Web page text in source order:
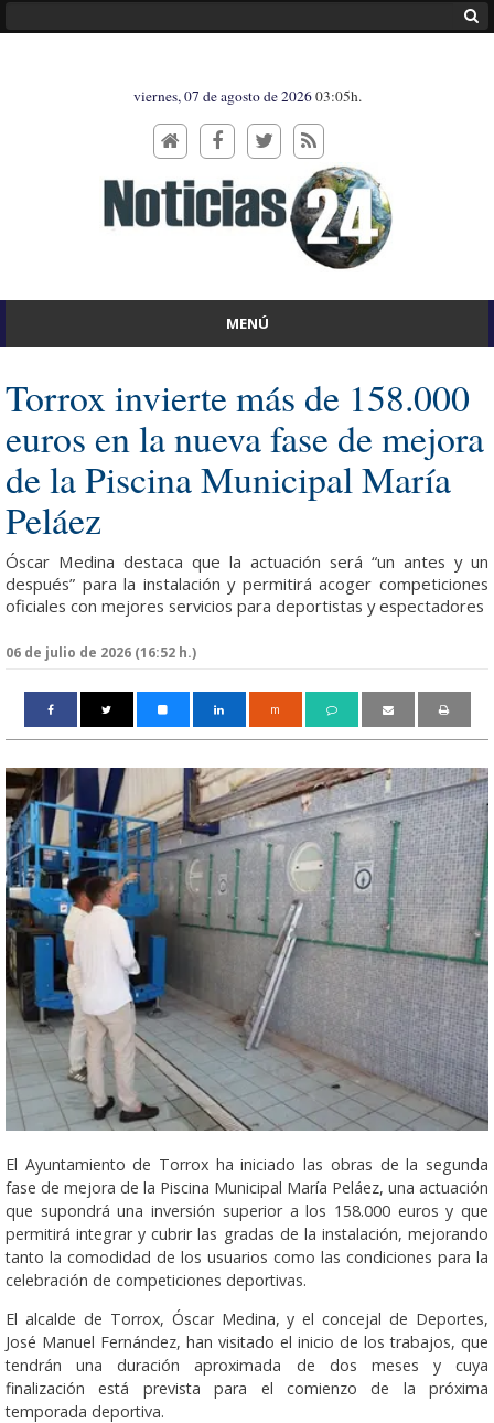
viernes, 07 de agosto de 202603:05h.
MENÚ
Torrox invierte más de 158.000
euros en la nueva fase de mejora
de la Piscina Municipal María
Peláez
Óscar Medina destaca que la actuación será “un antes y un
después” para la instalación y permitirá acoger competiciones
oficiales con mejores servicios para deportistas y espectadores
06 de julio de 2026 (16:52 h.)
m
El Ayuntamiento de Torrox ha iniciado las obras de la segunda
fase de mejora de la Piscina Municipal María Peláez, una actuación
que supondrá una inversión superior a los 158.000 euros y que
permitirá integrar y cubrir las gradas de la instalación, mejorando
tanto la comodidad de los usuarios como las condiciones para la
celebración de competiciones deportivas.
El alcalde de Torrox, Óscar Medina, y el concejal de Deportes,
José Manuel Fernández, han visitado el inicio de los trabajos, que
tendrán una duración aproximada de dos meses y cuya
finalización está prevista para el comienzo de la próxima
temporada deportiva.